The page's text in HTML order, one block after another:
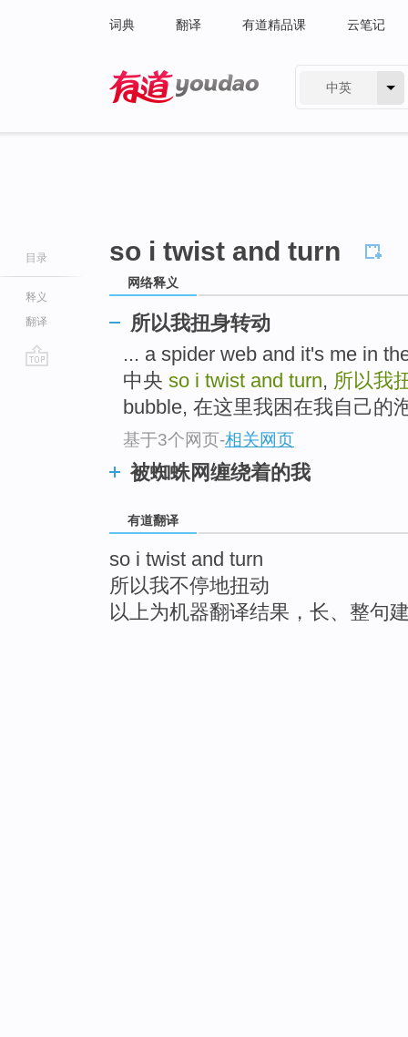
词典 翻译 有道精品课 云笔记
中英
目录
释义
翻译
so i twist and turn
网络释义
所以我扭身转动
... a spider web and it's me in
中央 so i twist and turn, 所以我
bubble, 在这里我困在我自己的
基于3个网页-相关网页
被蜘蛛网缠绕着的我
有道翻译
so i twist and turn
所以我不停地扭动
以上为机器翻译结果，长、整句